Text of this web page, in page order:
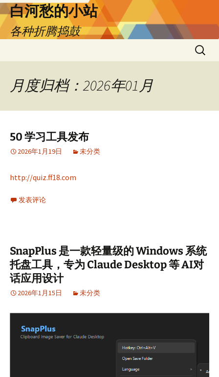
跳
至
正
文
白河愁的小站
各种折腾捣鼓
搜
索：
月度归档：2026年01月
50 学习工具发布
2026年1月19日 未分类
http://quiz.ff18.com
发表评论
SnapPlus 是一款轻量级的 Windows 系统
托盘工具，专为 Claude Desktop 等 AI对
话应用设计
2026年1月15日 未分类